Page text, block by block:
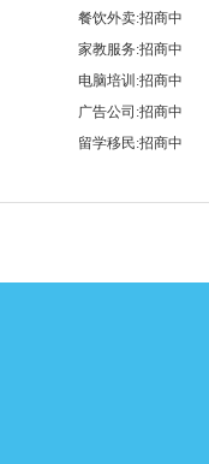
餐饮外卖:招商中
家教服务:招商中
电脑培训:招商中
广告公司:招商中
留学移民:招商中